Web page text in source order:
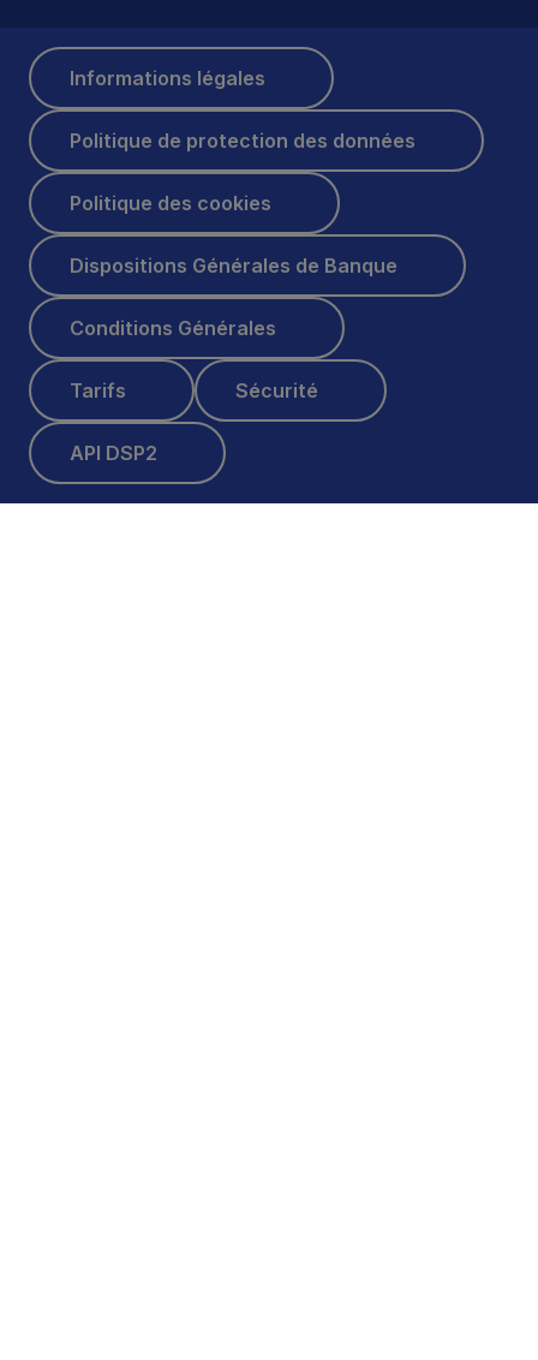
Informations légales
Informations légales
Politique de protection des données
Politique de protection des données
Politique des cookies
Politique des cookies
Dispositions Générales de Banque
Dispositions Générales de Banque
Conditions Générales
Conditions Générales
Tarifs
Tarifs
Sécurité
Sécurité
API DSP2
API DSP2